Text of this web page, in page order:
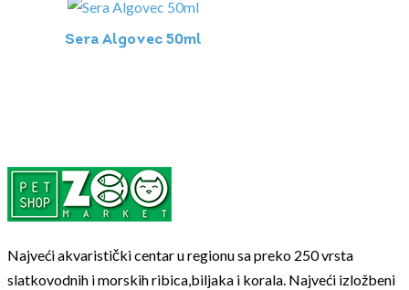
Sera Algovec 50ml
Najveći akvaristički centar u regionu sa preko 250 vrsta
slatkovodnih i morskih ribica,biljaka i korala. Najveći izložbeni